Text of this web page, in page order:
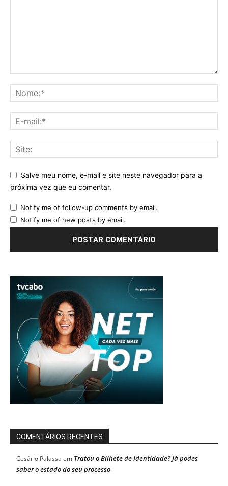
Salve meu nome, e-mail e site neste navegador para a
próxima vez que eu comentar.
Notify me of follow-up comments by email.
Notify me of new posts by email.
COMENTÁRIOS RECENTES
Cesário Palassa em Tratou o Bilhete de Identidade? Já podes
saber o estado do seu processo